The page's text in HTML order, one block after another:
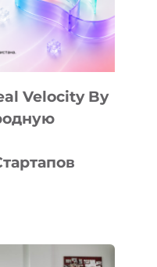
Velocity By